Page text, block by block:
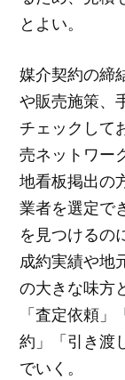
とよい。
媒介契約の締
や販売施策、
チェックして
売ネットワー
地看板掲出の
業者を選定で
を見つけるの
成約実績や地
の大きな味方
「査定依頼
約」「引き渡
でいく。